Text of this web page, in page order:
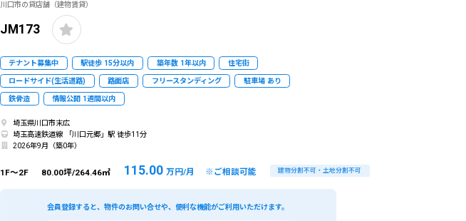
川口市の貸店舗（建物賃貸）
JM173
テナント募集中 駅徒歩 15分以内 築年数 1年以内 住宅街
ロードサイド(生活道路) 路面店 フリースタンディング 駐車場 あり
鉄骨造 情報公開 1週間以内
埼玉県川口市末広
埼玉高速鉄道線 「川口元郷」駅 徒歩11分
2026年9月（築0年）
1F～2F 80.00坪/264.46㎡ 115.00 万円/月 ※ご相談可能 建物分割不可・土地分割不可
会員登録すると、物件のお問い合せや、便利な機能がご利用いただけます。